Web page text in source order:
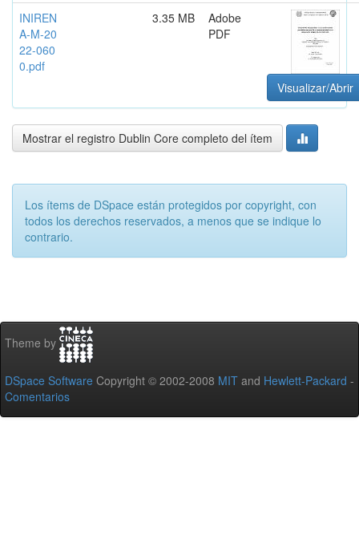
INIREN
A-M-20
22-060
0.pdf
3.35 MB
Adobe
PDF
Visualizar/Abrir
Mostrar el registro Dublin Core completo del ítem
Los ítems de DSpace están protegidos por copyright, con
todos los derechos reservados, a menos que se indique lo
contrario.
Theme by
DSpace Software Copyright © 2002-2008 MIT and Hewlett-Packard -
Comentarios